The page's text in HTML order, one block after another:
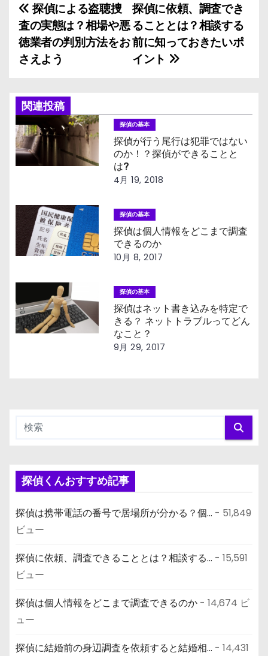
投
稿
ナ
ゲ
ー
シ
ン
探偵に依頼、調査でき
ることとは？相談する
前に知っておきたいポ
イント
探偵による盗聴捜
査の実態は？相場や悪
徳業者の判別方法をお
さえよう
関連投稿
探偵の基本
探偵が行う尾行は犯罪ではない
のか！？探偵ができることと
は?
4月 19, 2018
探偵の基本
探偵は個人情報をどこまで調査
できるのか
10月 8, 2017
探偵の基本
探偵はネット書き込みを特定で
きる？ ネットトラブルってどん
なこと？
9月 29, 2017
探偵くんおすすめ記事
探偵は携帯電話の番号で居場所が分かる？個... - 51,849
ビュー
探偵に依頼、調査できることとは？相談する... - 15,591
ビュー
探偵は個人情報をどこまで調査できるのか - 14,674 ビ
ュー
探偵に結婚前の身辺調査を依頼すると結婚相... - 14,431